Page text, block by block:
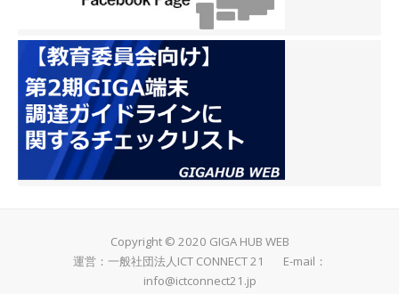
Copyright © 2020 GIGA HUB WEB
運営：一般社団法人ICT CONNECT 21 E-mail：
info@ictconnect21.jp